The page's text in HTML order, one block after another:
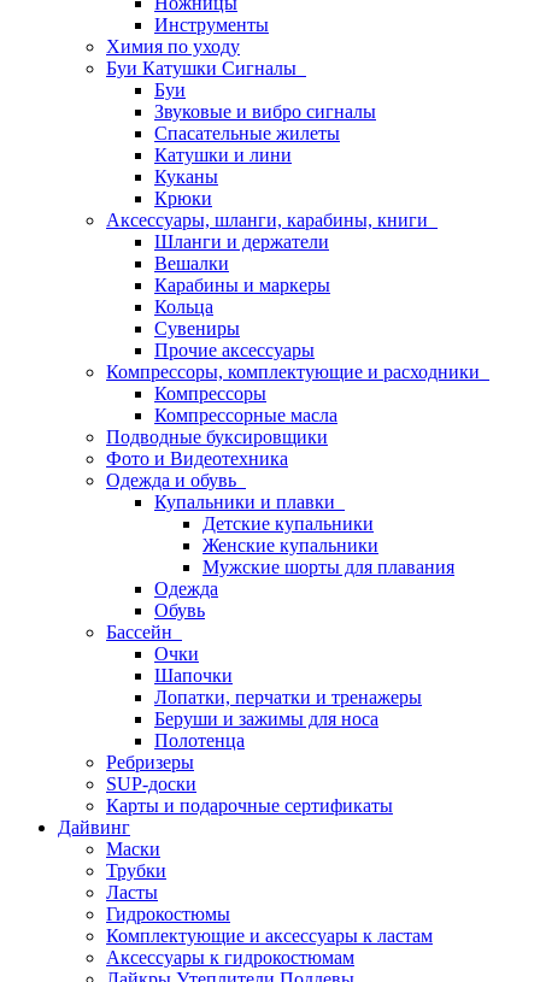
Инструменты
Химия по уходу
Буи Катушки Сигналы
Буи
Звуковые и вибро сигналы
Спасательные жилеты
Катушки и лини
Куканы
Крюки
Аксессуары, шланги, карабины, книги
Шланги и держатели
Вешалки
Карабины и маркеры
Кольца
Сувениры
Прочие аксессуары
Компрессоры, комплектующие и расходники
Компрессоры
Компрессорные масла
Подводные буксировщики
Фото и Видеотехника
Одежда и обувь
Купальники и плавки
Детские купальники
Женские купальники
Мужские шорты для плавания
Одежда
Обувь
Бассейн
Очки
Шапочки
Лопатки, перчатки и тренажеры
Беруши и зажимы для носа
Полотенца
Ребризеры
SUP-доски
Карты и подарочные сертификаты
Дайвинг
Маски
Трубки
Ласты
Гидрокостюмы
Комплектующие и аксессуары к ластам
Аксессуары к гидрокостюмам